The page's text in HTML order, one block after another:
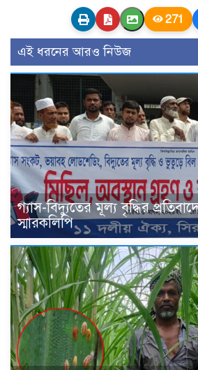
271
এই ধরনের আরও নিউজ
গ্যাস-বিদ্যুতের মূল্য বৃদ্ধির
স্মারকলিপি